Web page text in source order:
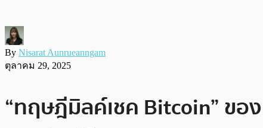
By Nisarat Aunrueanngam
ตุลาคม 29, 2025
“ทฤษฎีมิลค์เชค Bitcoin” ขอ